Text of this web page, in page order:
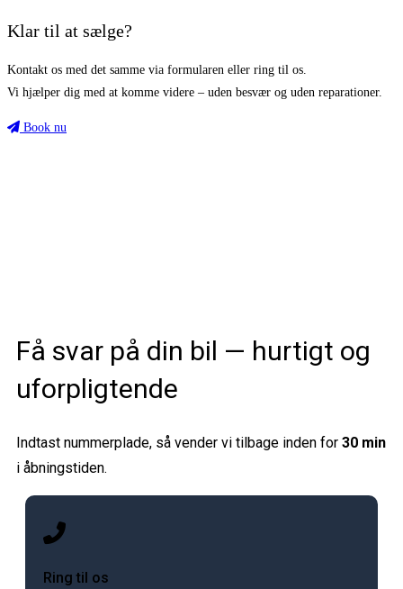
Klar til at sælge?
Kontakt os med det samme via formularen eller ring til os.
Vi hjælper dig med at komme videre – uden besvær og uden reparationer.
Book nu
Få svar på din bil — hurtigt og
uforpligtende
Indtast nummerplade, så vender vi tilbage inden for 30 min
i åbningstiden.
Ring til os